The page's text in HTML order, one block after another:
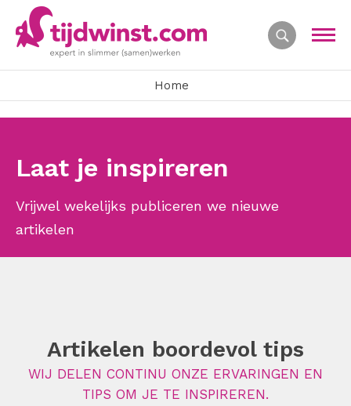
Home
Laat je inspireren
Vrijwel wekelijks publiceren we nieuwe
artikelen
Artikelen boordevol tips
WIJ DELEN CONTINU ONZE ERVARINGEN EN
TIPS OM JE TE INSPIREREN.